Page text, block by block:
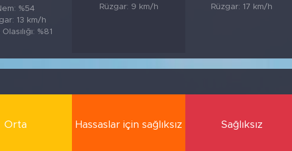
%54
13 km/h
%81
Rüzgar: 9 km/h
Rüzgar: 17 km/h
Orta Hassaslar için sağlıksız Sağlıksız